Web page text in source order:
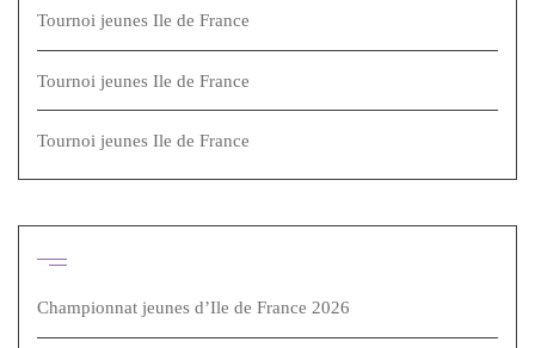
Tournoi jeunes Ile de France
Tournoi jeunes Ile de France
Tournoi jeunes Ile de France
Championnat jeunes d’Ile de France 2026